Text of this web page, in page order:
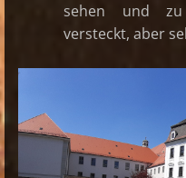
sehen und zu
versteckt, aber